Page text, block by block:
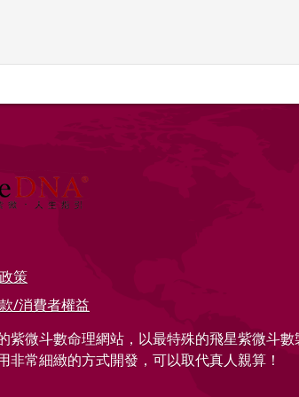
策
/消費者權益
紫微斗數命理網站，以最特殊的飛星紫微斗數
非常細緻的方式開發，可以取代真人親算！